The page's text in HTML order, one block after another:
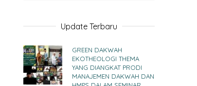
Update Terbaru
GREEN DAKWAH
EKOTHEOLOGI THEMA
YANG DIANGKAT PRODI
MANAJEMEN DAKWAH DAN